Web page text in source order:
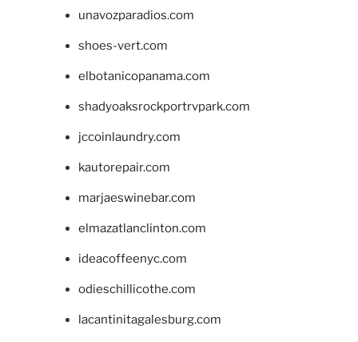
unavozparadios.com
shoes-vert.com
elbotanicopanama.com
shadyoaksrockportrvpark.com
jccoinlaundry.com
kautorepair.com
marjaeswinebar.com
elmazatlanclinton.com
ideacoffeenyc.com
odieschillicothe.com
lacantinitagalesburg.com